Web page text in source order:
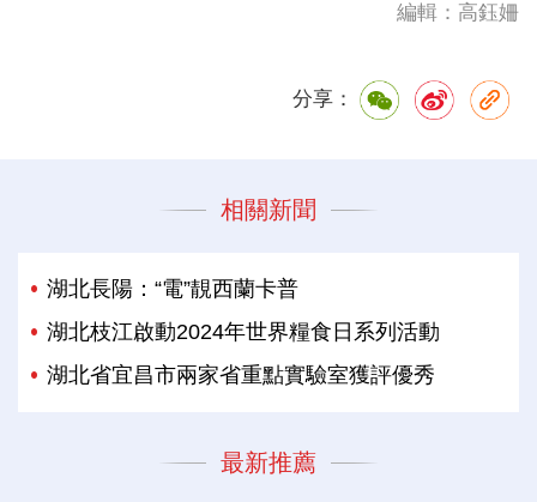
編輯：高鈺姍
分享：
相關新聞
湖北長陽：“電”靚西蘭卡普
湖北枝江啟動2024年世界糧食日系列活動
湖北省宜昌市兩家省重點實驗室獲評優秀
最新推薦